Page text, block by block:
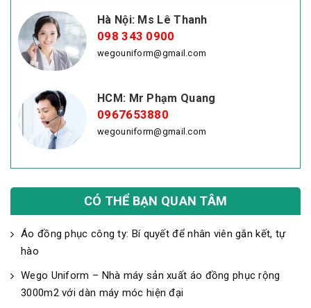
Hà Nội: Ms Lê Thanh
098 343 0900
wegouniform@gmail.com
HCM: Mr Phạm Quang
0967653880
wegouniform@gmail.com
CÓ THỂ BẠN QUAN TÂM
Áo đồng phục công ty: Bí quyết để nhân viên gắn kết, tự
hào
Wego Uniform – Nhà máy sản xuất áo đồng phục rộng
3000m2 với dàn máy móc hiện đại